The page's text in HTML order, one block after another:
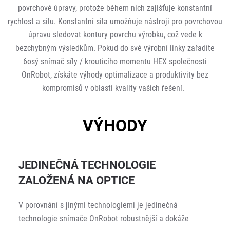
povrchové úpravy, protože během nich zajišťuje konstantní
rychlost a sílu. Konstantní síla umožňuje nástroji pro povrchovou
úpravu sledovat kontury povrchu výrobku, což vede k
bezchybným výsledkům. Pokud do své výrobní linky zařadíte
6osý snímač síly / krouticího momentu HEX společnosti
OnRobot, získáte výhody optimalizace a produktivity bez
kompromisů v oblasti kvality vašich řešení.
VÝHODY
JEDINEČNÁ TECHNOLOGIE
ZALOŽENÁ NA OPTICE
V porovnání s jinými technologiemi je jedinečná
technologie snímače OnRobot robustnější a dokáže